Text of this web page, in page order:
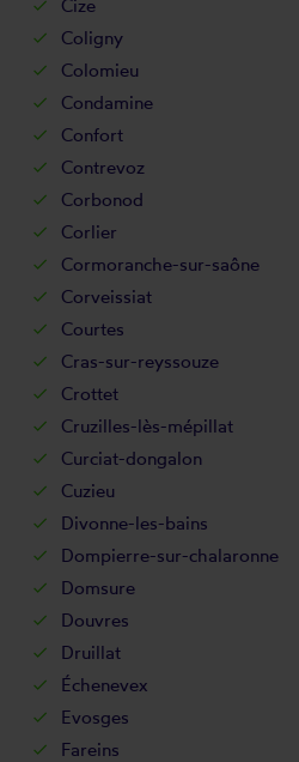
Cize
Coligny
Colomieu
Condamine
Confort
Contrevoz
Corbonod
Corlier
Cormoranche-sur-saône
Corveissiat
Courtes
Cras-sur-reyssouze
Crottet
Cruzilles-lès-mépillat
Curciat-dongalon
Cuzieu
Divonne-les-bains
Dompierre-sur-chalaronne
Domsure
Douvres
Druillat
Échenevex
Evosges
Fareins